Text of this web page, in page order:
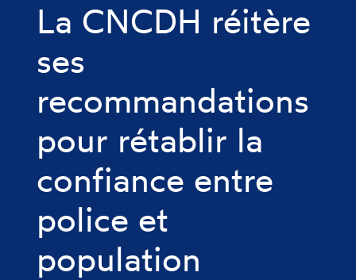
La CNCDH réitère
ses
recommandations
pour rétablir la
confiance entre
police et
population